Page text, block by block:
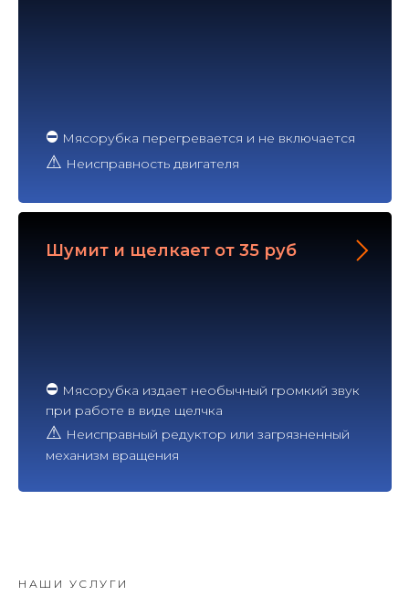
⛔ Мясорубка перегревается и не включается
⚠ Неисправность двигателя
Шумит и щелкает от 35 руб
⛔ Мясорубка издает необычный громкий звук
при работе в виде щелчка
⚠ Неисправный редуктор или загрязненный
механизм вращения
НАШИ УСЛУГИ